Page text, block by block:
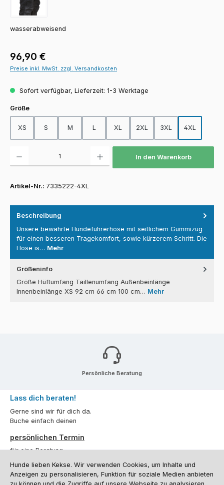
wasserabweisend
Regulärer Preis:
96,90 €
Preise inkl. MwSt. zzgl. Versandkosten
Sofort verfügbar, Lieferzeit: 1-3 Werktage
Größeauswählen
XS S M L XL 2XL 3XL 4XL
In den Warenkorb
Artikel-Nr.: 7335222-4XL
Beschreibung
Unsere bewährte Hundeführerhose mit seitlichem Gummizug
für einen besseren Tragekomfort, sowie kürzerem Schritt. Die
Hose is… Mehr
Größeninfo
Größe Hüftumfang Taillenumfang Außenbeinlänge
Innenbeinlänge XS 92 cm 66 cm 100 cm… Mehr
Persönliche Beratung
Lass dich beraten!
Gerne sind wir für dich da.
Buche einfach deinen
persönlichen Termin
für eine Beratung.
Oder über unserKontaktformular.
Hunde lieben Kekse. Wir verwenden Cookies, um Inhalte und
Anzeigen zu personalisieren, Funktion für soziale Medien anbieten